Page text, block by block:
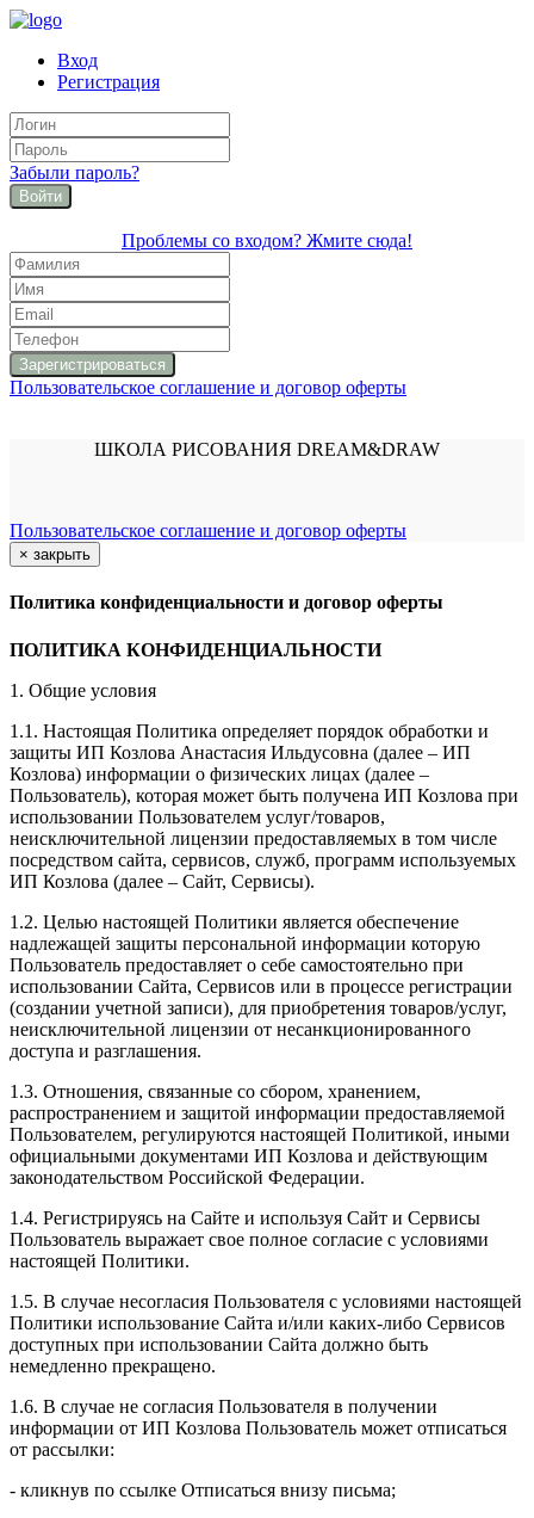
Вход
Регистрация
Забыли пароль?
Войти
Проблемы со входом? Жмите сюда!
Пользовательское соглашение и договор оферты
ШКОЛА РИСОВАНИЯ DREAM&DRAW
Пользовательское соглашение и договор оферты
× закрыть
Политика конфиденциальности и договор оферты
ПОЛИТИКА КОНФИДЕНЦИАЛЬНОСТИ
1. Общие условия
1.1. Настоящая Политика определяет порядок обработки и
защиты ИП Козлова Анастасия Ильдусовна (далее – ИП
Козлова) информации о физических лицах (далее –
Пользователь), которая может быть получена ИП Козлова при
использовании Пользователем услуг/товаров,
неисключительной лицензии предоставляемых в том числе
посредством сайта, сервисов, служб, программ используемых
ИП Козлова (далее – Сайт, Сервисы).
1.2. Целью настоящей Политики является обеспечение
надлежащей защиты персональной информации которую
Пользователь предоставляет о себе самостоятельно при
использовании Сайта, Сервисов или в процессе регистрации
(создании учетной записи), для приобретения товаров/услуг,
неисключительной лицензии от несанкционированного
доступа и разглашения.
1.3. Отношения, связанные со сбором, хранением,
распространением и защитой информации предоставляемой
Пользователем, регулируются настоящей Политикой, иными
официальными документами ИП Козловa и действующим
законодательством Российской Федерации.
1.4. Регистрируясь на Сайте и используя Сайт и Сервисы
Пользователь выражает свое полное согласие с условиями
настоящей Политики.
1.5. В случае несогласия Пользователя с условиями настоящей
Политики использование Сайта и/или каких-либо Сервисов
доступных при использовании Сайта должно быть
немедленно прекращено.
1.6. В случае не согласия Пользователя в получении
информации от ИП Козлова Пользователь может отписаться
от рассылки:
- кликнув по ссылке Отписаться внизу письма;